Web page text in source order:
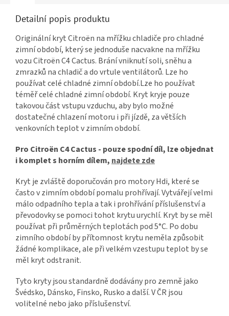
Detailní popis produktu
Originální kryt Citroën na mřížku chladiče pro chladné
zimní období, který se jednoduše nacvakne na mřížku
vozu Citroën C4 Cactus. Brání vniknutí soli, sněhu a
zmrazků na chladič a do vrtule ventilátorů. Lze ho
používat celé chladné zimní období.Lze ho používat
téměř celé chladné zimní období. Kryt kryje pouze
takovou část vstupu vzduchu, aby bylo možné
dostatečné chlazení motoru i při jízdě, za větších
venkovních teplot v zimním období.
Pro Citroën C4 Cactus - pouze spodní díl, lze objednat
i komplet s horním dílem, najdete zde
Kryt je zvláště doporučován pro motory Hdi, které se
často v zimním období pomalu prohřívají. Vytvářejí velmi
málo odpadního tepla a tak i prohřívání příslušenství a
převodovky se pomoci tohot krytu urychlí. Kryt by se měl
používat při průměrných teplotách pod 5°C. Po dobu
zimního období by přítomnost krytu neměla způsobit
žádné komplikace, ale při velkém vzestupu teplot by se
měl kryt odstranit.
Tyto kryty jsou standardně dodávány pro zemně jako
Švédsko, Dánsko, Finsko, Rusko a další. V ČR jsou
volitelné nebo jako příslušenství.